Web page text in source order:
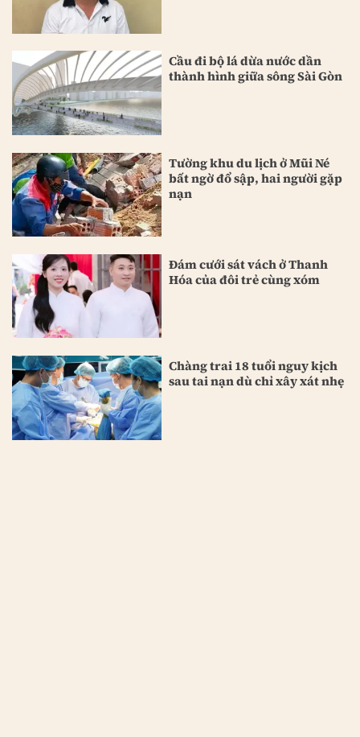
Cầu đi bộ lá dừa nước dần
thành hình giữa sông Sài Gòn
Tường khu du lịch ở Mũi Né
bất ngờ đổ sập, hai người gặp
nạn
Đám cưới sát vách ở Thanh
Hóa của đôi trẻ cùng xóm
Chàng trai 18 tuổi nguy kịch
sau tai nạn dù chỉ xây xát nhẹ